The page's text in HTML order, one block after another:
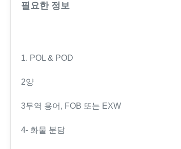
필요한 정보
1. POL & POD
2양
3무역 용어, FOB 또는 EXW
4- 화물 분담